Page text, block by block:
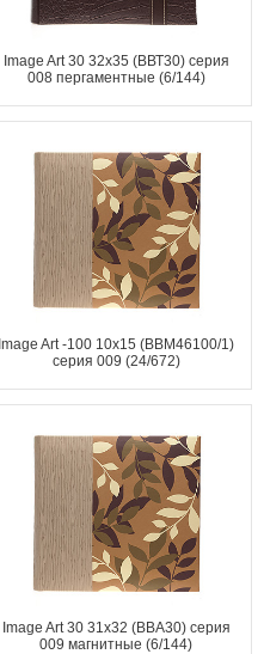
Image Art 30 32x35 (ВВТ30) серия
008 пергаментные (6/144)
Image Art -100 10x15 (BBM46100/1)
серия 009 (24/672)
Image Art 30 31x32 (ВВА30) серия
009 магнитные (6/144)